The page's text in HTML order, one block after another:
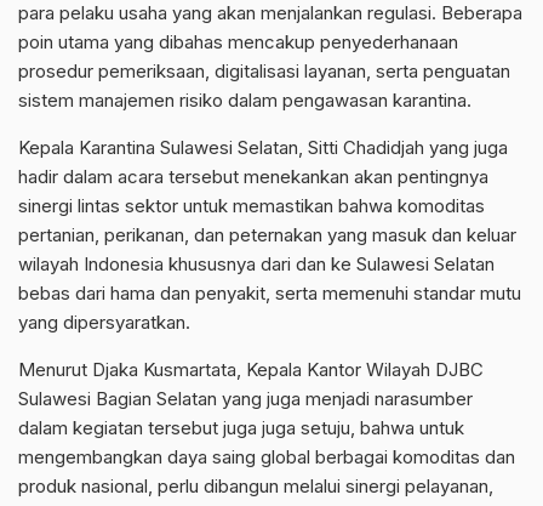
para pelaku usaha yang akan menjalankan regulasi. Beberapa
poin utama yang dibahas mencakup penyederhanaan
prosedur pemeriksaan, digitalisasi layanan, serta penguatan
sistem manajemen risiko dalam pengawasan karantina.
Kepala Karantina Sulawesi Selatan, Sitti Chadidjah yang juga
hadir dalam acara tersebut menekankan akan pentingnya
sinergi lintas sektor untuk memastikan bahwa komoditas
pertanian, perikanan, dan peternakan yang masuk dan keluar
wilayah Indonesia khususnya dari dan ke Sulawesi Selatan
bebas dari hama dan penyakit, serta memenuhi standar mutu
yang dipersyaratkan.
Menurut Djaka Kusmartata, Kepala Kantor Wilayah DJBC
Sulawesi Bagian Selatan yang juga menjadi narasumber
dalam kegiatan tersebut juga juga setuju, bahwa untuk
mengembangkan daya saing global berbagai komoditas dan
produk nasional, perlu dibangun melalui sinergi pelayanan,